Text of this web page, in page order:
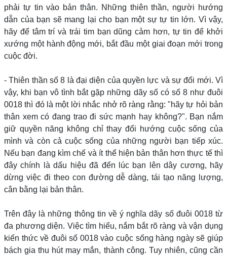
phải tự tin vào bản thân. Những thiên thần, người hướng
dẫn của bạn sẽ mang lại cho bạn một sự tự tin lớn. Vì vậy,
hãy để tâm trí và trái tim bạn dũng cảm hơn, tự tin để khởi
xướng một hành động mới, bắt đầu một giai đoạn mới trong
cuộc đời.
- Thiên thần số 8 là đại diện của quyền lực và sự đổi mới. Vì
vậy, khi bạn vô tình bắt gặp những dãy số có số 8 như đuôi
0018 thì đó là một lời nhắc nhở rõ ràng rằng: "hãy tự hỏi bản
thân xem có đang trao đi sức mạnh hay không?". Bạn nắm
giữ quyền năng không chỉ thay đổi hướng cuộc sống của
mình và còn cả cuộc sống của những người bạn tiếp xúc.
Nếu bạn đang kìm chế và ít thể hiện bản thân hơn thực tế thì
đây chính là dấu hiệu đã đến lúc bạn lên dây cương, hãy
dừng việc đi theo con đường dễ dàng, tái tạo năng lượng,
cân bằng lại bản thân.
Trên đây là những thông tin về ý nghĩa dãy số đuôi 0018 từ
đa phương diện. Việc tìm hiểu, nắm bắt rõ ràng và vận dụng
kiến thức về đuôi số 0018 vào cuộc sống hàng ngày sẽ giúp
bách gia thu hút may mắn, thành công. Tuy nhiên, cũng cần